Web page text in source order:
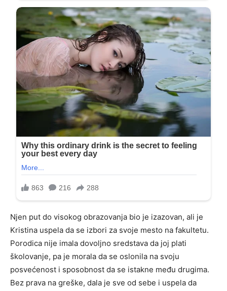
Njen put do visokog obrazovanja bio je izazovan, ali je
Kristina uspela da se izbori za svoje mesto na fakultetu.
Porodica nije imala dovoljno sredstava da joj plati
školovanje, pa je morala da se oslonila na svoju
posvećenost i sposobnost da se istakne među drugima.
Bez prava na greške, dala je sve od sebe i uspela da